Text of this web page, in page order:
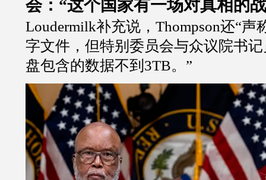
会：“这个国家有一场对真相的
Loudermilk补充说，Thompson还“声
字文件，但特别委员会与众议院书
盘包含的数据不到3TB。”